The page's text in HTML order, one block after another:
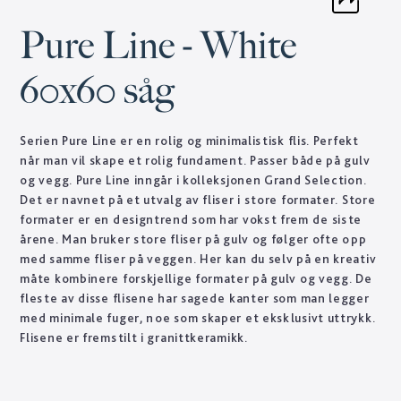
Pure Line - White
60x60 såg
Serien Pure Line er en rolig og minimalistisk flis. Perfekt
når man vil skape et rolig fundament. Passer både på gulv
og vegg. Pure Line inngår i kolleksjonen Grand Selection.
Det er navnet på et utvalg av fliser i store formater. Store
formater er en designtrend som har vokst frem de siste
årene. Man bruker store fliser på gulv og følger ofte opp
med samme fliser på veggen. Her kan du selv på en kreativ
måte kombinere forskjellige formater på gulv og vegg. De
fleste av disse flisene har sagede kanter som man legger
med minimale fuger, noe som skaper et eksklusivt uttrykk.
Flisene er fremstilt i granittkeramikk.